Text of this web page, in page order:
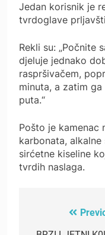
Jedan korisnik je
tvrdoglave
Rekli su: „Počnite
djeluje jednako
raspršivačem,
minuta, a zatim
puta.“
Pošto je kamenac
karbonata,
sirćetne kiseline
tvrdih naslaga.